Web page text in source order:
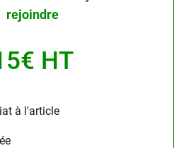
rejoindre
HT
à l'article